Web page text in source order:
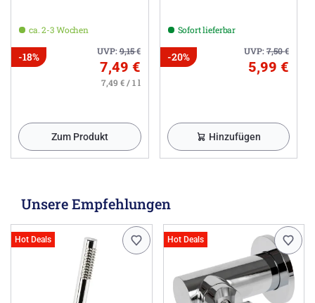
ca. 2-3 Wochen
UVP:9,15€
-18%
7,49 €
7,49 € / 1 l
Zum Produkt
Sofort lieferbar
UVP:7,50€
-20%
5,99 €
Hinzufügen
Unsere Empfehlungen
Hot Deals Hot Deals